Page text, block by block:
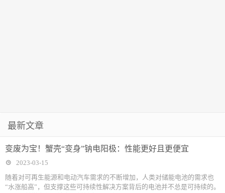
最新文章
变废为宝！蟹壳“变身”钠电阳极：性能更好且更便宜
2023-03-15
随着对可再生能源和电动汽车需求的不断增加，人类对储能电池的需求也
“水涨船高”，但支撑这些可持续性解决方案背后的电池并不总是可持续的。